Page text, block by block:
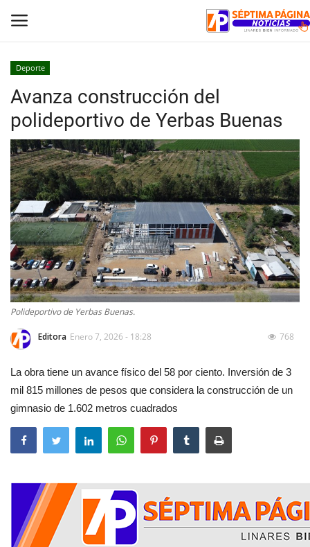
Inicio
Crónica
Policial
Tribunales
Deporte
Política
Espectáculos
Deporte
Avanza construcción del
polideportivo de Yerbas Buenas
Polideportivo de Yerbas Buenas.
Editora Enero 7, 2026 - 18:28 768
La obra tiene un avance físico del 58 por ciento. Inversión de 3
mil 815 millones de pesos que considera la construcción de un
gimnasio de 1.602 metros cuadrados